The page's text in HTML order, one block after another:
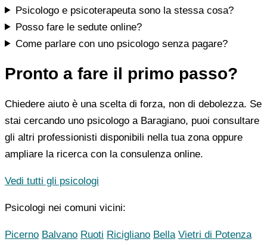
Psicologo e psicoterapeuta sono la stessa cosa?
Posso fare le sedute online?
Come parlare con uno psicologo senza pagare?
Pronto a fare il primo passo?
Chiedere aiuto è una scelta di forza, non di debolezza. Se
stai cercando uno psicologo a Baragiano, puoi consultare
gli altri professionisti disponibili nella tua zona oppure
ampliare la ricerca con la consulenza online.
Vedi tutti gli psicologi
Psicologi nei comuni vicini:
Picerno Balvano Ruoti Ricigliano Bella Vietri di Potenza